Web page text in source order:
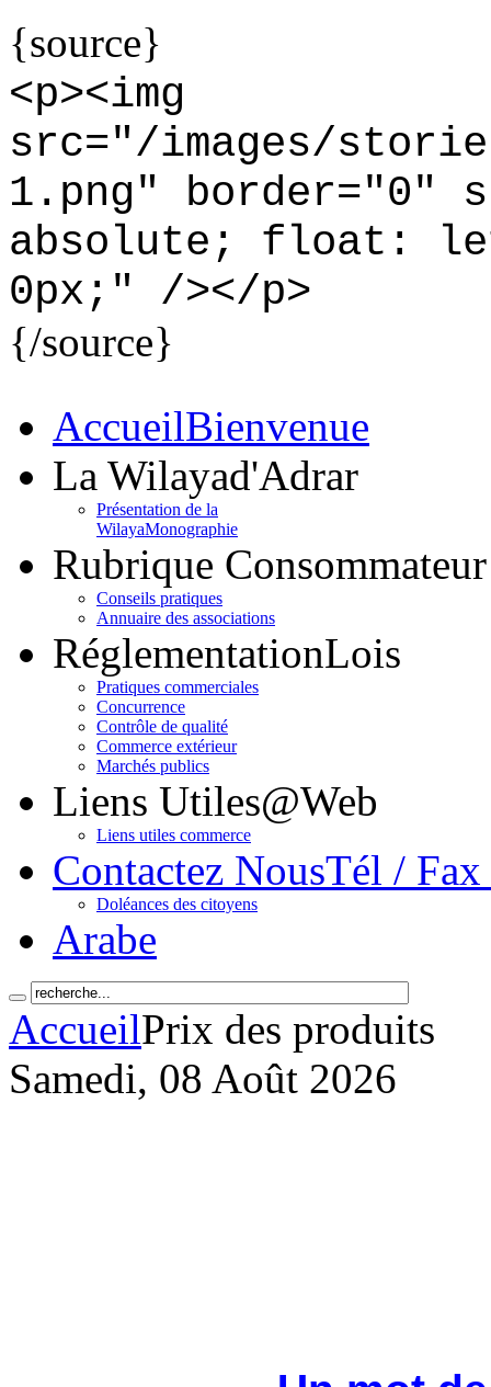
{source}
<p><img
src="/images/
1.png" border="0"
absolute; float:
0px;" /></p>
{/source}
AccueilBienvenue
La Wilayad'Adrar
Présentation de la
WilayaMonographie
Rubrique Consommateur
Conseils pratiques
Annuaire des associations
RéglementationLois
Pratiques commerciales
Concurrence
Contrôle de qualité
Commerce extérieur
Marchés publics
Liens Utiles@Web
Liens utiles commerce
Contactez NousTél /
Doléances des citoyens
Arabe
AccueilPrix des produits
Samedi, 08 Août 2026